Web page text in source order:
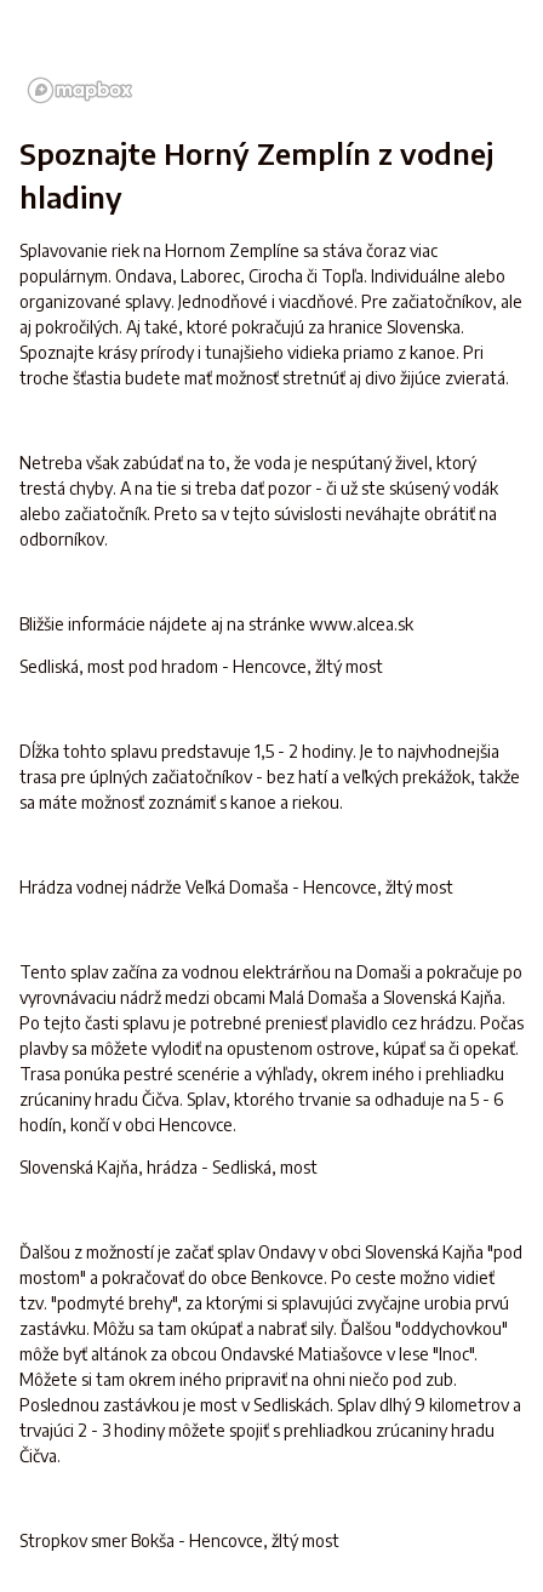
Spoznajte Horný Zemplín z vodnej
hladiny
Splavovanie riek na Hornom Zemplíne sa stáva čoraz viac
populárnym. Ondava, Laborec, Cirocha či Topľa. Individuálne alebo
organizované splavy. Jednodňové i viacdňové. Pre začiatočníkov, ale
aj pokročilých. Aj také, ktoré pokračujú za hranice Slovenska.
Spoznajte krásy prírody i tunajšieho vidieka priamo z kanoe. Pri
troche šťastia budete mať možnosť stretnúť aj divo žijúce zvieratá.
Netreba však zabúdať na to, že voda je nespútaný živel, ktorý
trestá chyby. A na tie si treba dať pozor - či už ste skúsený vodák
alebo začiatočník. Preto sa v tejto súvislosti neváhajte obrátiť na
odborníkov.
Bližšie informácie nájdete aj na stránke www.alcea.sk
Sedliská, most pod hradom - Hencovce, žltý most
Dĺžka tohto splavu predstavuje 1,5 - 2 hodiny. Je to najvhodnejšia
trasa pre úplných začiatočníkov - bez hatí a veľkých prekážok, takže
sa máte možnosť zoznámiť s kanoe a riekou.
Hrádza vodnej nádrže Veľká Domaša - Hencovce, žltý most
Tento splav začína za vodnou elektrárňou na Domaši a pokračuje po
vyrovnávaciu nádrž medzi obcami Malá Domaša a Slovenská Kajňa.
Po tejto časti splavu je potrebné preniesť plavidlo cez hrádzu. Počas
plavby sa môžete vylodiť na opustenom ostrove, kúpať sa či opekať.
Trasa ponúka pestré scenérie a výhľady, okrem iného i prehliadku
zrúcaniny hradu Čičva. Splav, ktorého trvanie sa odhaduje na 5 - 6
hodín, končí v obci Hencovce.
Slovenská Kajňa, hrádza - Sedliská, most
Ďalšou z možností je začať splav Ondavy v obci Slovenská Kajňa "pod
mostom" a pokračovať do obce Benkovce. Po ceste možno vidieť
tzv. "podmyté brehy", za ktorými si splavujúci zvyčajne urobia prvú
zastávku. Môžu sa tam okúpať a nabrať sily. Ďalšou "oddychovkou"
môže byť altánok za obcou Ondavské Matiašovce v lese "Inoc".
Môžete si tam okrem iného pripraviť na ohni niečo pod zub.
Poslednou zastávkou je most v Sedliskách. Splav dlhý 9 kilometrov a
trvajúci 2 - 3 hodiny môžete spojiť s prehliadkou zrúcaniny hradu
Čičva.
Stropkov smer Bokša - Hencovce, žltý most